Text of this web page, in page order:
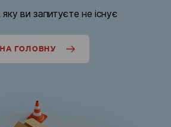
яку ви запитуєте не існує
НА ГОЛОВНУ